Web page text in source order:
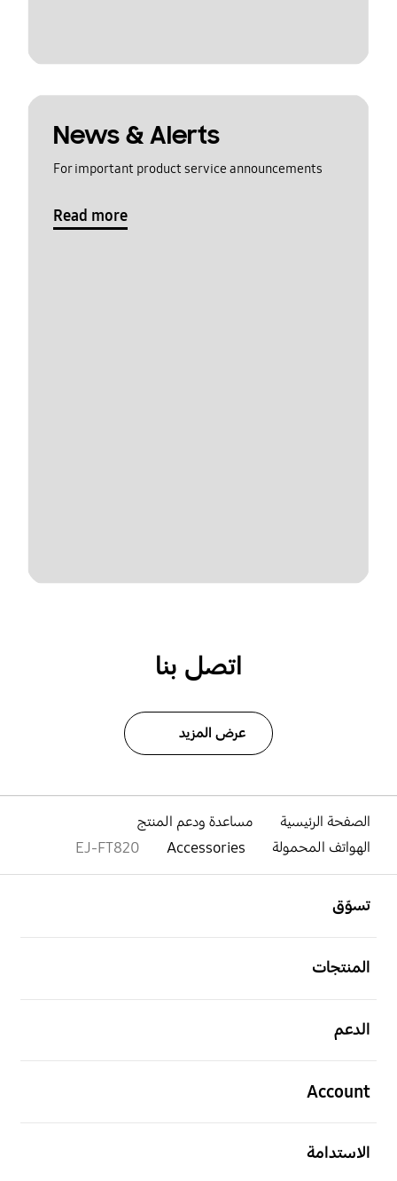
News & Alerts
For important product service announcements
Read more
اتصل بنا
عرض المزيد
الصفحة الرئيسية
مساعدة ودعم المنتج
الهواتف المحمولة
Accessories
EJ-FT820
تسوّق
المنتجات
الدعم
Account
الاستدامة